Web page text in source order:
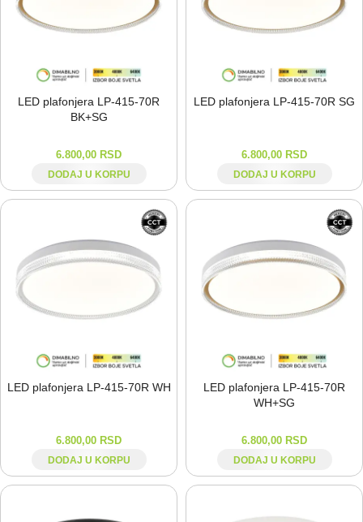
LED plafonjera LP-⁠415-⁠70R
BK+SG
6.800,00 RSD
DODAJ U KORPU
LED plafonjera LP-⁠415-⁠70R SG
6.800,00 RSD
DODAJ U KORPU
LED plafonjera LP-⁠415-⁠70R WH
6.800,00 RSD
DODAJ U KORPU
LED plafonjera LP-⁠415-⁠70R
WH+SG
6.800,00 RSD
DODAJ U KORPU